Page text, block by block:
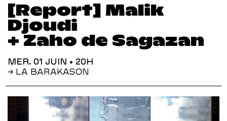
[Report] Malik
Djoudi
+ Zaho de Sagazan
MER. 01 JUIN • 20H
→ LA BARAKASON